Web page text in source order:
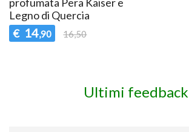
Legno di Quercia
€ 14,90 16,50
Ultimi feedback